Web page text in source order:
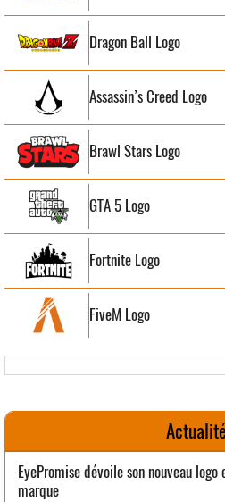
Dragon Ball Logo
Assassin’s Creed Logo
Brawl Stars Logo
GTA 5 Logo
Fortnite Logo
FiveM Logo
EyePromise dévoile son nouveau
marque